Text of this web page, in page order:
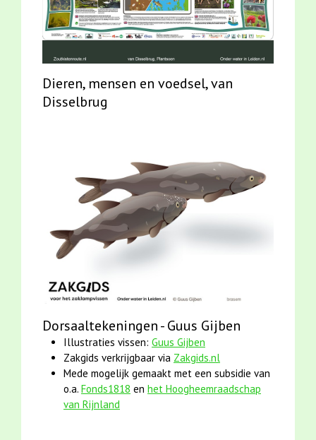
Dieren, mensen en voedsel, van
Disselbrug
Dorsaaltekeningen - Guus Gijben
Illustraties vissen: Guus Gijben
Zakgids verkrijgbaar via Zakgids.nl
Mede mogelijk gemaakt met een subsidie van
o.a. Fonds1818 en het Hoogheemraadschap
van Rijnland